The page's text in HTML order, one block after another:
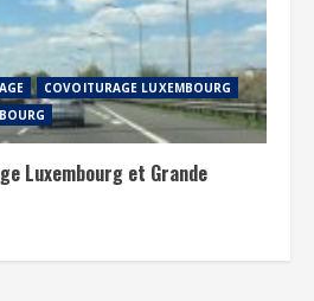
COVOITURAGE LUXEMBOURG
Luxembourg et Grande